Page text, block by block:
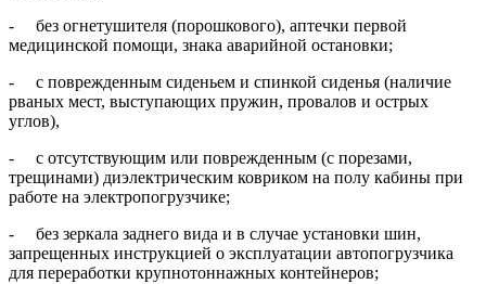
- без огнетушителя (порошкового), аптечки первой
медицинской помощи, знака аварийной остановки;
- с поврежденным сиденьем и спинкой сиденья (наличие
рваных мест, выступающих пружин, провалов и острых
углов),
- с отсутствующим или поврежденным (с порезами,
трещинами) диэлектрическим ковриком на полу кабины при
работе на электропогрузчике;
- без зеркала заднего вида и в случае установки шин,
запрещенных инструкцией о эксплуатации автопогрузчика
для переработки крупнотоннажных контейнеров;